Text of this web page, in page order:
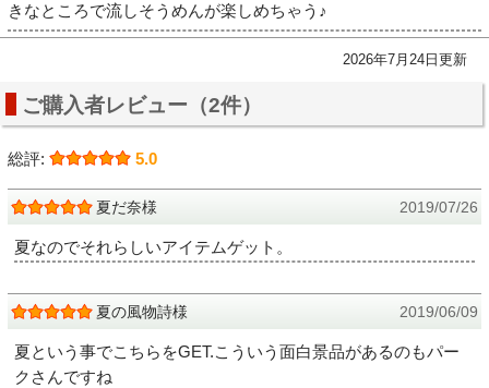
きなところで流しそうめんが楽しめちゃう♪
2026年7月24日更新
ご購入者レビュー（2件）
総評: 5.0
夏だ奈様 2019/07/26
夏なのでそれらしいアイテムゲット。
夏の風物詩様 2019/06/09
夏という事でこちらをGET.こういう面白景品があるのもパー
クさんですね